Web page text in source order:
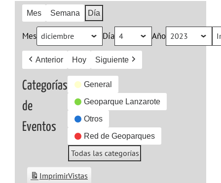
Mes Semana Día
Mes Día Año
Anterior Hoy Siguiente
Categorías
de
Eventos
General
Geoparque Lanzarote
Otros
Red de Geoparques
Todas las categorías
ImprimirVistas